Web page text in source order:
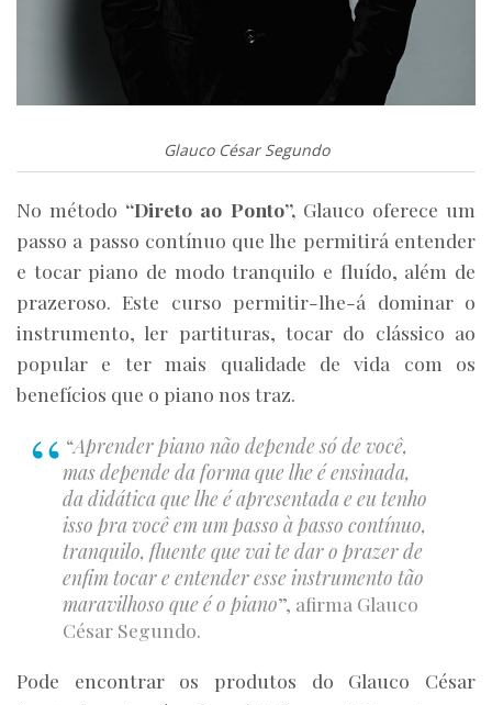
Glauco César Segundo
No método “Direto ao Ponto”,Glauco oferece um
passo a passo contínuo que lhe permitirá entender
e tocar piano de modo tranquilo e fluído, além de
prazeroso. Este curso permitir-lhe-á dominar o
instrumento, ler partituras, tocar do clássico ao
popular e ter mais qualidade de vida com os
benefícios que o piano nos traz.
“Aprender piano não depende só de você,
mas depende da forma que lhe é ensinada,
da didática que lhe é apresentada e eu tenho
isso pra você em um passo à passo contínuo,
tranquilo, fluente que vai te dar o prazer de
enfim tocar e entender esse instrumento tão
maravilhoso que é o piano”, afirma Glauco
César Segundo.
Pode encontrar os produtos do Glauco César